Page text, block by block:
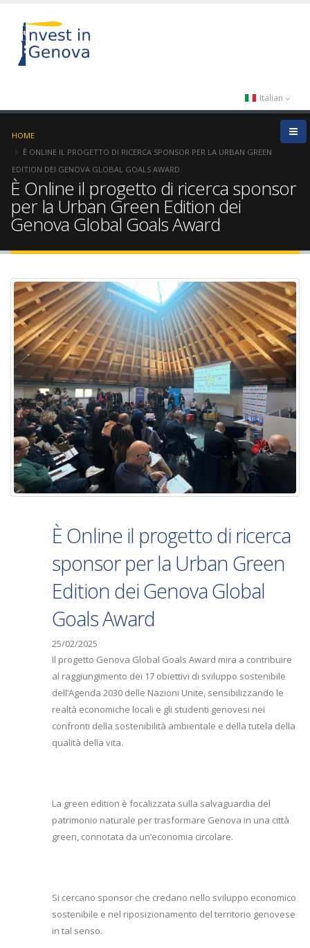
Italian
HOME
È ONLINE IL PROGETTO DI RICERCA SPONSOR PER LA URBAN GREEN
EDITION DEI GENOVA GLOBAL GOALS AWARD
È Online il progetto di ricerca sponsor
per la Urban Green Edition dei
Genova Global Goals Award
È Online il progetto di ricerca
sponsor per la Urban Green
Edition dei Genova Global
Goals Award
25/02/2025
Il progetto Genova Global Goals Award mira a contribuire
al raggiungimento dei 17 obiettivi di sviluppo sostenibile
dell’Agenda 2030 delle Nazioni Unite, sensibilizzando le
realtà economiche locali e gli studenti genovesi nei
confronti della sostenibilità ambientale e della tutela della
qualità della vita.
La green edition è focalizzata sulla salvaguardia del
patrimonio naturale per trasformare Genova in una città
green, connotata da un’economia circolare.
Si cercano sponsor che credano nello sviluppo economico
sostenibile e nel riposizionamento del territorio genovese
in tal senso.